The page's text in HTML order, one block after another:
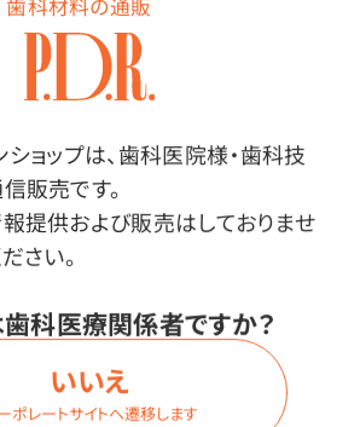
歯科材料の通販
ョップは、歯科医院様・歯科技
販売です。
提供および販売はしておりませ
さい。
科医療関係者ですか？
いいえ
ポレートサイトへ遷移します
成分を使用しています。
香りで燃焼時の刺激臭を低減。閉
も気になりません。
ド